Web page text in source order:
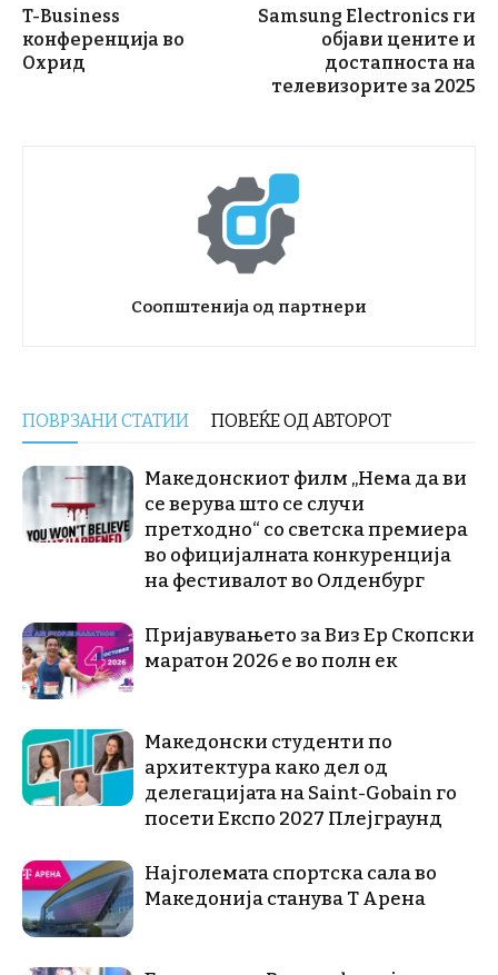
T-Business
конференција во
Охрид
Samsung Electronics ги
објави цените и
достапноста на
телевизорите за 2025
Соопштенија од партнери
ПОВРЗАНИ СТАТИИ ПОВЕЌЕ ОД АВТОРОТ
Македонскиот филм „Нема да ви
се верува што се случи
претходно“ со светска премиера
во официјалната конкуренција
на фестивалот во Олденбург
Пријавувањето за Виз Ер Скопски
маратон 2026 е во полн ек
Македонски студенти по
архитектура како дел од
делегацијата на Saint-Gobain го
посети Експо 2027 Плејграунд
Најголемата спортска сала во
Македонија станува Т Арена